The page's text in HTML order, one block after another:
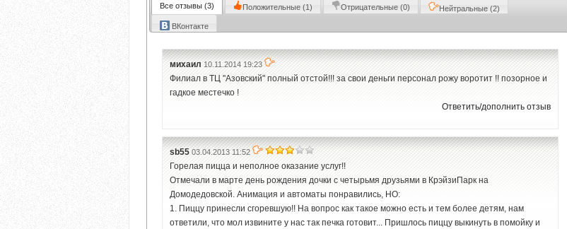
Всеотзывы(3) Положительные(1) Отрицательные(0) Нейтральные (2)
ВКонтакте
михаил 10.11.2014 19:23
Филиал в ТЦ "Азовский" полный отстой!!! за свои деньги персонал рожу воротит !! позорное и
гадкое местечко !
Ответить/дополнить отзыв
sb55 03.04.2013 11:52
Горелая пицца и неполное оказание услуг!!
Отмечали в марте день рождения дочки с четырьмя друзьями в КрэйзиПарк на
Домодедовской. Анимация и автоматы понравились, НО:
1. Пиццу принесли сгоревшую!! На вопрос как такое можно есть и тем более детям, нам
ответили, что мол извините у нас так печка готовит... Пришлось пиццу выкинуть в помойку и